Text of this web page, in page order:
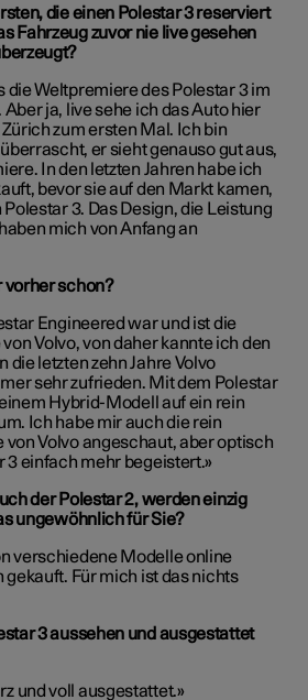
die einen Polestar 3 reserviert
Fahrzeug zuvor nie live gesehen
die Weltpremiere des Polestar 3 im
Aber ja, live sehe ich das Auto hier
zum ersten Mal. Ich bin
er sieht genauso gut aus,
In den letzten Jahren habe ich
bevor sie auf den Markt kamen,
Polestar 3. Das Design, die Leistung
mich von Anfang an
vorher schon?
Engineered war und ist die
Volvo, von daher kannte ich den
die letzten zehn Jahre Volvo
sehr zufrieden. Mit dem Polestar
Hybrid-Modell auf ein rein
Ich habe mir auch die rein
Volvo angeschaut, aber optisch
3 einfach mehr begeistert.»
der Polestar 2, werden einzig
ungewöhnlich für Sie?
verschiedene Modelle online
gekauft. Für mich ist das nichts
3 aussehen und ausgestattet
und voll ausgestattet.»